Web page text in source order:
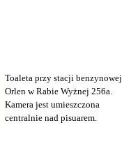
Toaleta przy stacji benzynowej
Orlen w Rabie Wyżnej 256a.
Kamera jest umieszczona
centralnie nad pisuarem.